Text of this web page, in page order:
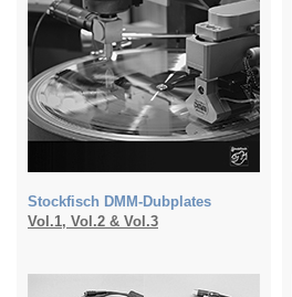
Stockfisch DMM-Dubplates
Vol.1, Vol.2 & Vol.3